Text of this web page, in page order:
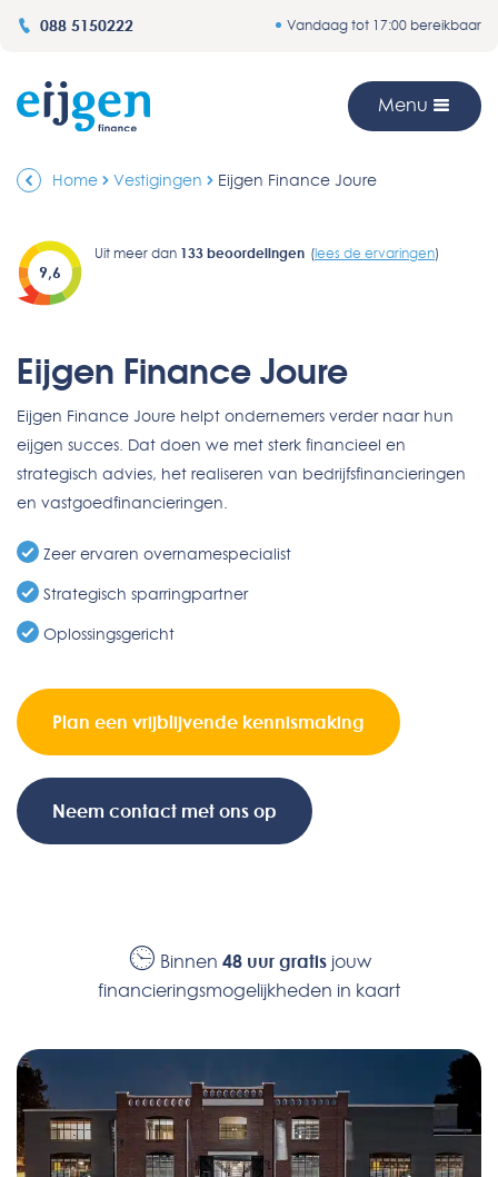
088 5150222 Vandaag tot 17:00 bereikbaar
Menu
Home Vestigingen Eijgen Finance Joure
9,6
Uit meer dan 133 beoordelingen (lees de ervaringen)
Eijgen Finance Joure
Eijgen Finance Joure helpt ondernemers verder naar hun
eijgen succes. Dat doen we met sterk financieel en
strategisch advies, het realiseren van bedrijfsfinancieringen
en vastgoedfinancieringen.
Zeer ervaren overnamespecialist
Strategisch sparringpartner
Oplossingsgericht
Plan een vrijblijvende kennismaking
Neem contact met ons op
Binnen 48 uur gratisjouw
financieringsmogelijkheden in kaart